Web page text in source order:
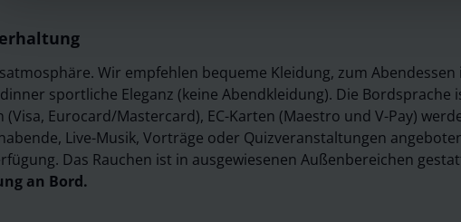
Wir empfehlen bequeme Kleidung, zum Abendessen
sportliche Eleganz (keine Abendkleidung). Die Bordsprache
Eurocard/Mastercard), EC-Karten (Maestro und V-Pay)
Live-Musik, Vorträge oder Quizveranstaltungen
Das Rauchen ist in ausgewiesenen Außenbereichen
an Bord.